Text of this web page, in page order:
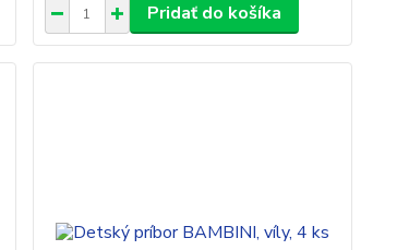
Pridať do košíka